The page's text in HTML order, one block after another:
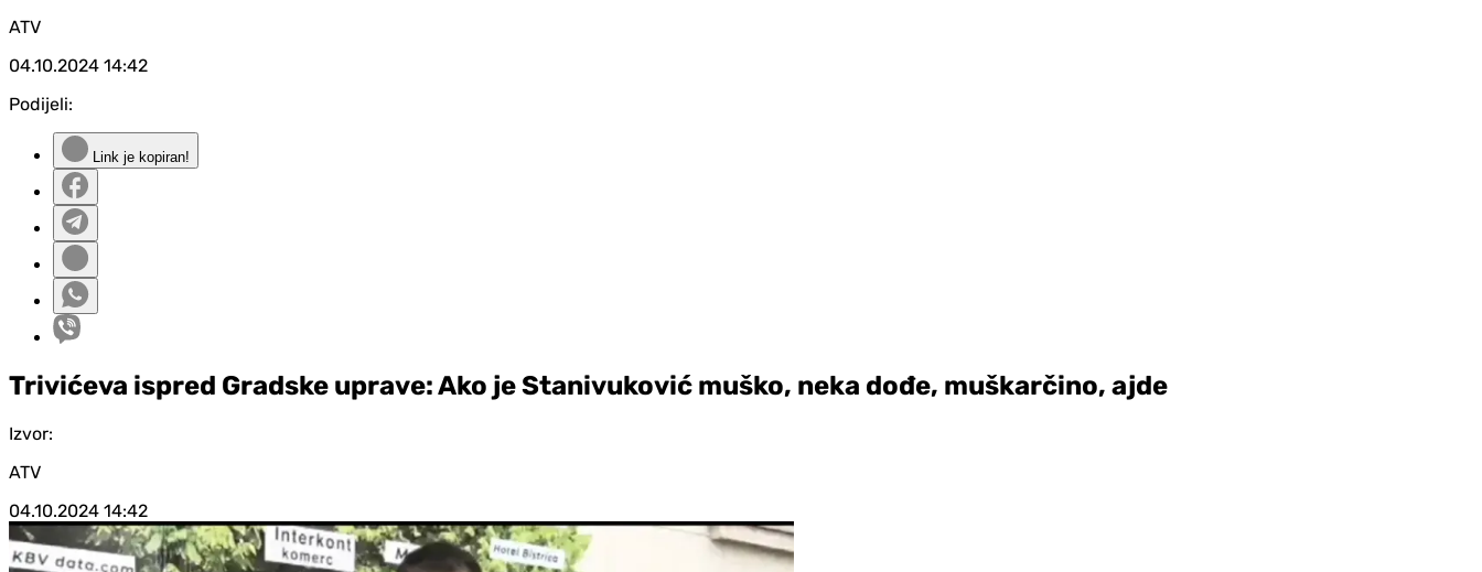
ATV
04.10.2024 14:42
Podijeli:
Link je kopiran!
Trivićeva ispred Gradske uprave: Ako je Stanivuković muško, neka dođe, muškarčino, ajde
Izvor:
ATV
04.10.2024 14:42